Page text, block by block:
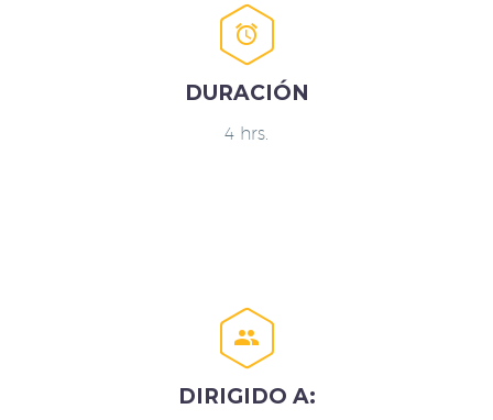


DURACIÓN
4 hrs.


DIRIGIDO A: